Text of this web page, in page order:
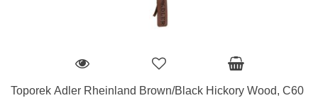
Toporek Adler Rheinland Brown/Black Hickory Wood, C60